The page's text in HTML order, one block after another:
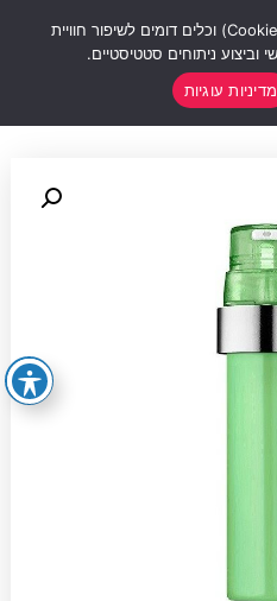
באתר נעשה שימוש בעוגיות (Cookies) וכלים דומים לשיפור חוויית
ניתוחים סטטיסטיים.
מדיניות עוגיות